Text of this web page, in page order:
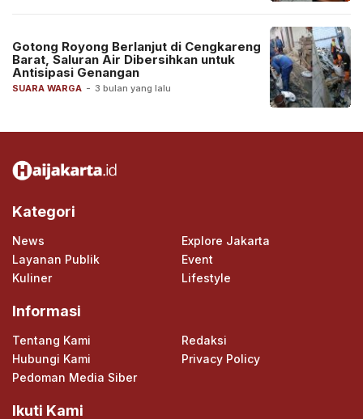
SUARA WARGA - 3 bulan yang lalu
Gotong Royong Berlanjut di Cengkareng
Barat, Saluran Air Dibersihkan untuk
Antisipasi Genangan
Kategori
News
Explore Jakarta
Layanan Publik
Event
Kuliner
Lifestyle
Informasi
Tentang Kami
Redaksi
Hubungi Kami
Privacy Policy
Pedoman Media Siber
Ikuti Kami